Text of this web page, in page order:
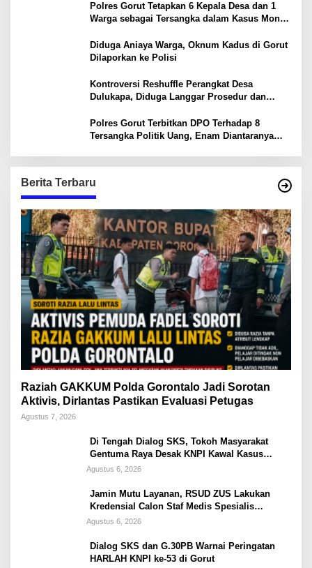
Polres Gorut Tetapkan 6 Kepala Desa dan 1
Warga sebagai Tersangka dalam Kasus Money
Diduga Aniaya Warga, Oknum Kadus di Gorut
Dilaporkan ke Polisi
Kontroversi Reshuffle Perangkat Desa
Dulukapa, Diduga Langgar Prosedur dan
Polres Gorut Terbitkan DPO Terhadap 8
Tersangka Politik Uang, Enam Diantaranya
Berita Terbaru
Raziah GAKKUM Polda Gorontalo Jadi Sorotan
Aktivis, Dirlantas Pastikan Evaluasi Petugas
Agustus 7, 2026
Di Tengah Dialog SKS, Tokoh Masyarakat
Gentuma Raya Desak KNPI Kawal Kasus
Kematian Remaja yang Masih Misteri
Agustus 6, 2026
Jamin Mutu Layanan, RSUD ZUS Lakukan
Kredensial Calon Staf Medis Spesialis
Konservasi Gigi
Agustus 6, 2026
Dialog SKS dan G.30PB Warnai Peringatan
HARLAH KNPI ke-53 di Gorut